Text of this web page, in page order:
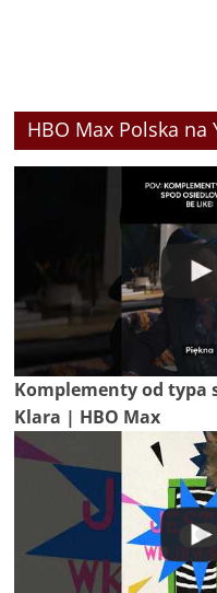
HBO Max Polska na
Komplementy od typa
Klara | HBO Max